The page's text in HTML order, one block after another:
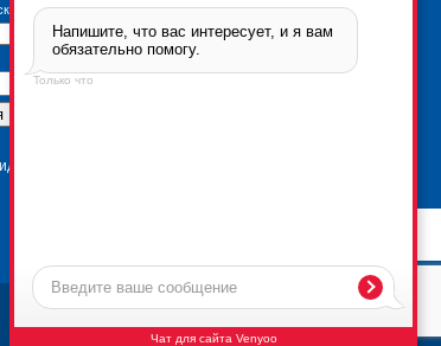
Брикфорд Москва
105005
Бауманская, 6с2
Напишите, что вас интересует, и я вам
обязательно помогу.
Только что
Чат для сайта Venyoo